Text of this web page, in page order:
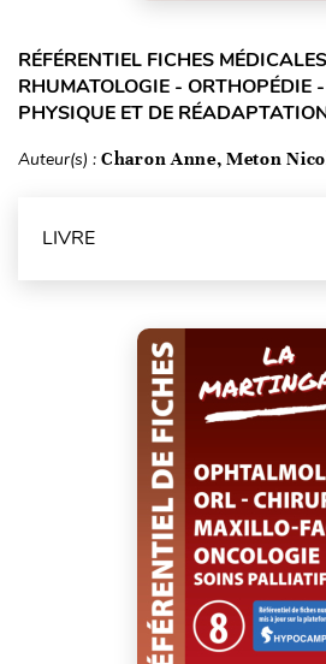
RÉFÉRENTIEL FICHES
RHUMATOLOGIE - ORTHOPÉDIE
PHYSIQUE ET DE
Auteur(s) : Charon Anne, Meton
LIVRE